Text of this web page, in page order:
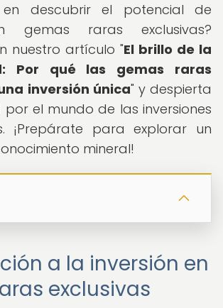
en descubrir el potencial de
gemas raras exclusivas?
nuestro artículo "El brillo de la
Por qué las gemas raras
inversión única" y despierta
el mundo de las inversiones
¡Prepárate para explorar un
mineral!
a la inversión en
exclusivas